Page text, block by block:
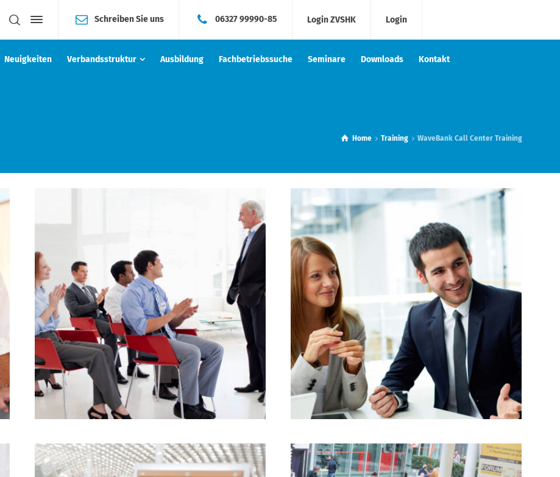
Schreiben Sie uns 06327 99990-85 Login ZVSHK Login
Neuigkeiten Verbandsstruktur Ausbildung Fachbetriebssuche Seminare Downloads Kontakt
Home Training WaveBank Call Center Training